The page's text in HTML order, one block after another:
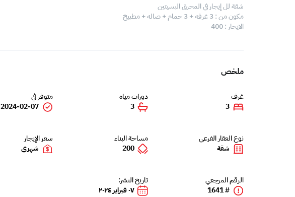
شقة لل إيجار في المحرق البسيتين
مكون من : 3 غرفه + 3 حمام + صاله + مطبيخ
الايجار : 400
ملخص
غرف
3
دورات مياه
3
متوفر في
2024-02-07
نوع العقار الفرعي
شقة
مساحة البناء
200
سعر الإيجار
شهري
الرقم المرجعي
# 1641
تاريخ النشر:
٠٧ فبراير ٢٠٢٤